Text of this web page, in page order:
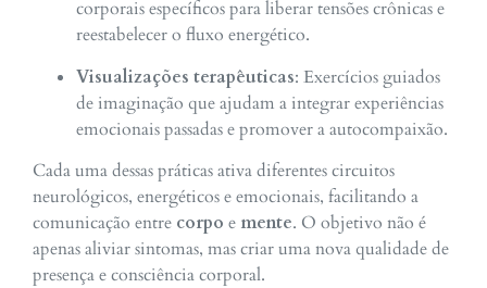
corporais específicos para liberar tensões crônicas e
reestabelecer o fluxo energético.
Visualizações terapêuticas: Exercícios guiados
de imaginação que ajudam a integrar experiências
emocionais passadas e promover a autocompaixão.
Cada uma dessas práticas ativa diferentes circuitos
neurológicos, energéticos e emocionais, facilitando a
comunicação entre corpo e mente. O objetivo não é
apenas aliviar sintomas, mas criar uma nova qualidade de
presença e consciência corporal.